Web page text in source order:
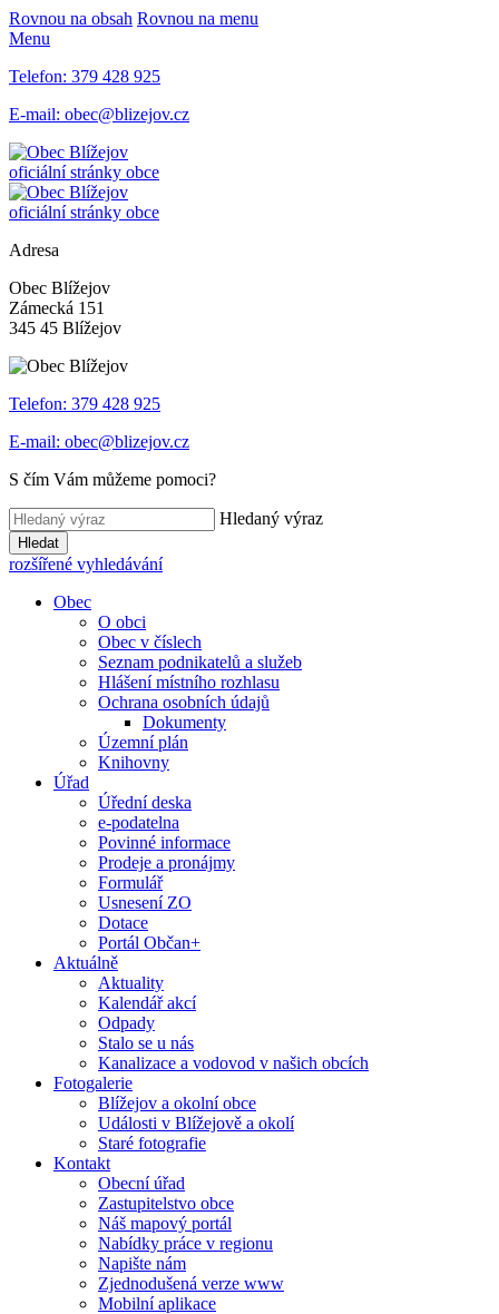
Rovnou na obsah Rovnou na menu
Menu
Telefon: 379 428 925
E-mail: obec@blizejov.cz
oficiální stránky obce
oficiální stránky obce
Adresa
Obec Blížejov
Zámecká 151
345 45 Blížejov
Telefon: 379 428 925
E-mail: obec@blizejov.cz
S čím Vám můžeme pomoci?
Hledaný výraz
Hledat
rozšířené vyhledávání
Obec
O obci
Obec v číslech
Seznam podnikatelů a služeb
Hlášení místního rozhlasu
Ochrana osobních údajů
Dokumenty
Územní plán
Knihovny
Úřad
Úřední deska
e-podatelna
Povinné informace
Prodeje a pronájmy
Formulář
Usnesení ZO
Dotace
Portál Občan+
Aktuálně
Aktuality
Kalendář akcí
Odpady
Stalo se u nás
Kanalizace a vodovod v našich obcích
Fotogalerie
Blížejov a okolní obce
Události v Blížejově a okolí
Staré fotografie
Kontakt
Obecní úřad
Zastupitelstvo obce
Náš mapový portál
Nabídky práce v regionu
Napište nám
Zjednodušená verze www
Mobilní aplikace